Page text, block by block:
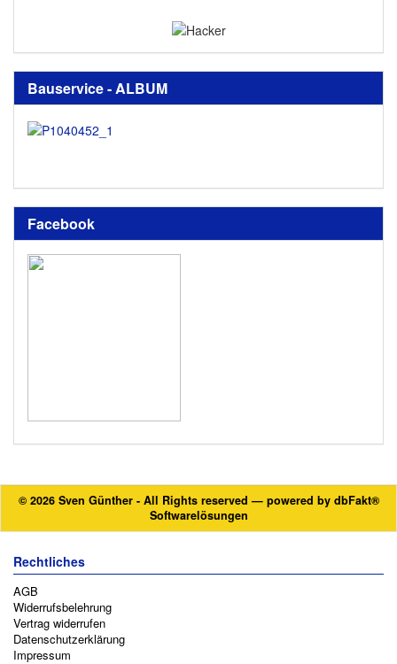
Bauservice - ALBUM
Facebook
© 2026 Sven Günther - All Rights reserved — powered by dbFakt®
Softwarelösungen
Rechtliches
AGB
Widerrufsbelehrung
Vertrag widerrufen
Datenschutzerklärung
Impressum